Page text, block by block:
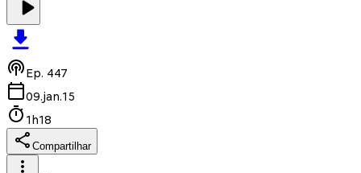
Ep. 447
09.jan.15
1h18
Compartilhar